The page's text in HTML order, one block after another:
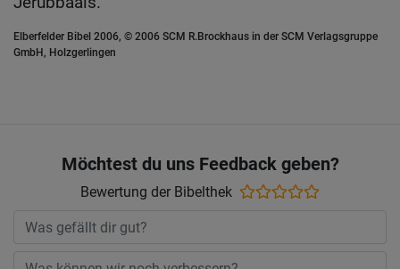
Elberfelder Bibel 2006, © 2006 SCM R.Brockhaus in der SCM Verlagsgruppe
GmbH, Holzgerlingen
Möchtest du uns Feedback geben?
Bewertung der Bibelthek